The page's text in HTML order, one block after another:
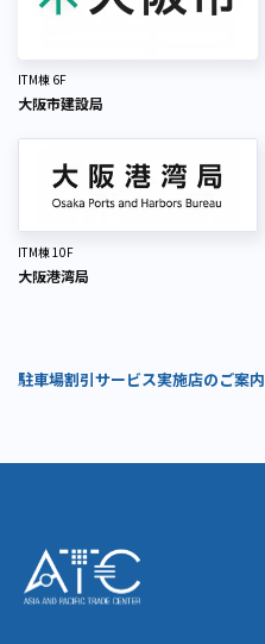
ITM棟 6F
大阪市建設局
ITM棟 10F
大阪港湾局
駐車場割引サービス実施店のご案内